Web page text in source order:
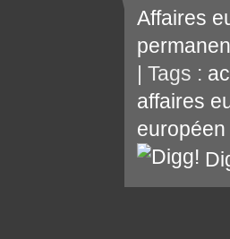
Affaires
| Tags :
affaires
européen